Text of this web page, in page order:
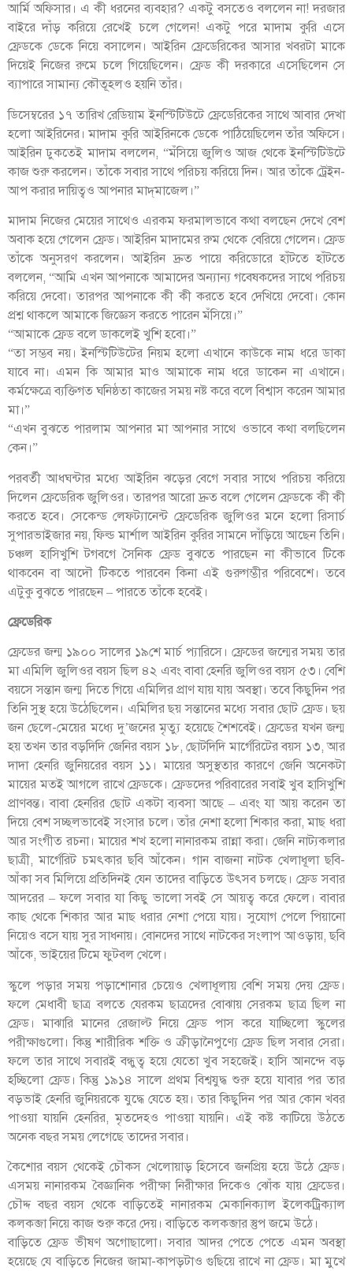
আর্মি অফিসার। এ কী ধরনের ব্যবহার? একটু বসতেও বললেন না! দরজার
বাইরে দাঁড় করিয়ে রেখেই চলে গেলেন! একটু পরে মাদাম কুরি এসে
ফ্রেডকে ডেকে নিয়ে বসালেন। আইরিন ফ্রেডেরিকের আসার খবরটা মাকে
দিয়েই নিজের রুমে চলে গিয়েছিলেন। ফ্রেড কী দরকারে এসেছিলেন সে
ব্যাপারে সামান্য কৌতূহলও হয়নি তাঁর।
ডিসেম্বরের ১৭ তারিখ রেডিয়াম ইনস্টিটিউটে ফ্রেডেরিকের সাথে আবার দেখা
হলো আইরিনের। মাদাম কুরি আইরিনকে ডেকে পাঠিয়েছিলেন তাঁর অফিসে।
আইরিন ঢুকতেই মাদাম বললেন, “মঁসিয়ে জুলিও আজ থেকে ইনস্টিটিউটে
কাজ শুরু করলেন। তাঁকে সবার সাথে পরিচয় করিয়ে দিন। আর তাঁকে ট্রেইন-
আপ করার দায়িত্বও আপনার মাদ্‌মাজেল।”
মাদাম নিজের মেয়ের সাথেও এরকম ফরমালভাবে কথা বলছেন দেখে বেশ
অবাক হয়ে গেলেন ফ্রেড। আইরিন মাদামের রুম থেকে বেরিয়ে গেলেন। ফ্রেড
তাঁকে অনুসরণ করলেন। আইরিন দ্রুত পায়ে করিডোরে হাঁটতে হাঁটতে
বললেন, “আমি এখন আপনাকে আমাদের অন্যান্য গবেষকদের সাথে পরিচয়
করিয়ে দেবো। তারপর আপনাকে কী কী করতে হবে দেখিয়ে দেবো। কোন
প্রশ্ন থাকলে আমাকে জিজ্ঞেস করতে পারেন মঁসিয়ে।”
“আমাকে ফ্রেড বলে ডাকলেই খুশি হবো।”
“তা সম্ভব নয়। ইনস্টিটিউটের নিয়ম হলো এখানে কাউকে নাম ধরে ডাকা
যাবে না। এমন কি আমার মাও আমাকে নাম ধরে ডাকেন না এখানে।
কর্মক্ষেত্রে ব্যক্তিগত ঘনিষ্ঠতা কাজের সময় নষ্ট করে বলে বিশ্বাস করেন আমার
মা।”
“এখন বুঝতে পারলাম আপনার মা আপনার সাথে ওভাবে কথা বলছিলেন
কেন।”
পরবর্তী আধঘন্টার মধ্যে আইরিন ঝড়ের বেগে সবার সাথে পরিচয় করিয়ে
দিলেন ফ্রেডেরিক জুলিওর। তারপর আরো দ্রুত বলে গেলেন ফ্রেডকে কী কী
করতে হবে। সেকেন্ড লেফট্যানেন্ট ফ্রেডেরিক জুলিওর মনে হলো রিসার্চ
সুপারভাইজার নয়, ফিল্ড মার্শাল আইরিন কুরির সামনে দাঁড়িয়ে আছেন তিনি।
চঞ্চল হাসিখুশি টগবগে সৈনিক ফ্রেড বুঝতে পারছেন না কীভাবে টিকে
থাকবেন বা আদৌ টিকতে পারবেন কিনা এই গুরুগম্ভীর পরিবেশে। তবে
এটুকু বুঝতে পারছেন – পারতে তাঁকে হবেই।
ফ্রেডেরিক
ফ্রেডের জন্ম ১৯০০ সালের ১৯শে মার্চ প্যারিসে। ফ্রেডের জন্মের সময় তার
মা এমিলি জুলিওর বয়স ছিল ৪২ এবং বাবা হেনরি জুলিওর বয়স ৫৩। বেশি
বয়সে সন্তান জন্ম দিতে গিয়ে এমিলির প্রাণ যায় যায় অবস্থা। তবে কিছুদিন পর
তিনি সুস্থ হয়ে উঠেছিলেন। এমিলির ছয় সন্তানের মধ্যে সবার ছোট ফ্রেড। ছয়
জন ছেলে-মেয়ের মধ্যে দু’জনের মৃত্যু হয়েছে শৈশবেই। ফ্রেডের যখন জন্ম
হয় তখন তার বড়দিদি জেনির বয়স ১৮, ছোটদিদি মার্গেরিটের বয়স ১৩, আর
দাদা হেনরি জুনিয়রের বয়স ১১। মায়ের অসুস্থতার কারণে জেনি অনেকটা
মায়ের মতই আগলে রাখে ফ্রেডকে। ফ্রেডদের পরিবারের সবাই খুব হাসিখুশি
প্রাণবন্ত। বাবা হেনরির ছোট একটা ব্যবসা আছে – এবং যা আয় করেন তা
দিয়ে বেশ সচ্ছলভাবেই সংসার চলে। তাঁর নেশা হলো শিকার করা, মাছ ধরা
আর সংগীত রচনা। মায়ের শখ হলো নানারকম রান্না করা। জেনি নাট্যকলার
ছাত্রী, মার্গেরিট চমৎকার ছবি আঁকেন। গান বাজনা নাটক খেলাধূলা ছবি-
আঁকা সব মিলিয়ে প্রতিদিনই যেন তাদের বাড়িতে উৎসব চলছে। ফ্রেড সবার
আদরের – ফলে সবার যা কিছু ভালো সবই সে আয়ত্ব করে ফেলে। বাবার
কাছ থেকে শিকার আর মাছ ধরার নেশা পেয়ে যায়। সুযোগ পেলে পিয়ানো
নিয়েও বসে যায় সুর সাধনায়। বোনদের সাথে নাটকের সংলাপ আওড়ায়, ছবি
আঁকে, ভাইয়ের টিমে ফুটবল খেলে।
স্কুলে পড়ার সময় পড়াশোনার চেয়েও খেলাধূলায় বেশি সময় দেয় ফ্রেড।
ফলে মেধাবী ছাত্র বলতে যেরকম ছাত্রদের বোঝায় সেরকম ছাত্র ছিল না
ফ্রেড। মাঝারি মানের রেজাল্ট নিয়ে ফ্রেড পাস করে যাচ্ছিলো স্কুলের
পরীক্ষাগুলো। কিন্তু শারীরিক শক্তি ও ক্রীড়ানৈপুণ্যে ফ্রেড ছিল সবার সেরা।
ফলে তার সাথে সবারই বন্ধুত্ব হয়ে যেতো খুব সহজেই। হাসি আনন্দে বড়
হচ্ছিলো ফ্রেড। কিন্তু ১৯১৪ সালে প্রথম বিশ্বযুদ্ধ শুরু হয়ে যাবার পর তার
বড়ভাই হেনরি জুনিয়রকে যুদ্ধে যেতে হয়। তার কিছুদিন পর আর কোন খবর
পাওয়া যায়নি হেনরির, মৃতদেহও পাওয়া যায়নি। এই কষ্ট কাটিয়ে উঠতে
অনেক বছর সময় লেগেছে তাদের সবার।
কৈশোর বয়স থেকেই চৌকস খেলোয়াড় হিসেবে জনপ্রিয় হয়ে উঠে ফ্রেড।
এসময় নানারকম বৈজ্ঞানিক পরীক্ষা নিরীক্ষার দিকেও ঝোঁক যায় ফ্রেডের।
চৌদ্দ বছর বয়স থেকে বাড়িতেই নানারকম মেকানিক্যাল ইলেকট্রিক্যাল
কলকব্জা নিয়ে কাজ শুরু করে দেয়। বাড়িতে কলকব্জার স্তুপ জমে উঠে।
বাড়িতে ফ্রেড ভীষণ অগোছালো। সবার আদর পেতে পেতে এমন অবস্থা
হয়েছে যে বাড়িতে নিজের জামা-কাপড়টাও গুছিয়ে রাখে না ফ্রেড। মা মুখে